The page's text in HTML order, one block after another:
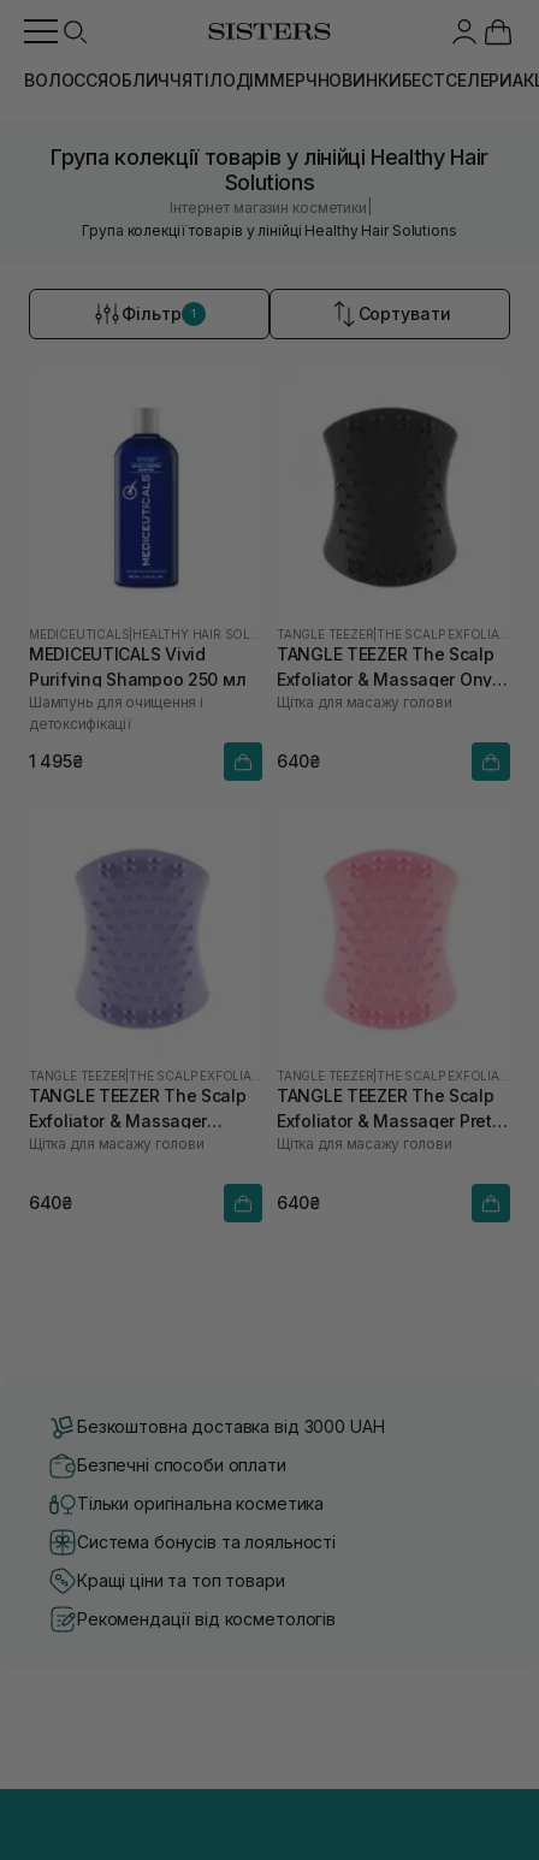
ВОЛОССЯОБЛИЧЧЯТІЛОДІММЕРЧНОВИНКИБЕСТСЕЛЕРИ
Група колекції товарів у лінійці Healthy Hair
Solutions
Інтернет магазин косметики
Група колекції товарів у лінійці Healthy Hair Solutions
Фільтр 1 Сортувати
MEDICEUTICALS
MEDICEUTICALS Vivid
Purifying Shampoo 250 мл
Шампунь для очищення і
детоксифікації
1 495₴
TANGLE TEEZER THE SCALP EXFOLIATOR AND MASSAGER
TANGLE TEEZER The Scalp
Exfoliator & Massager Onyx
Black
Щітка для масажу голови
640₴
TANGLE TEEZER THE SCALP EXFOLIATOR AND MASSAGER
TANGLE TEEZER The Scalp
Exfoliator & Massager
Lavender Lite
Щітка для масажу голови
640₴
TANGLE TEEZER THE SCALP EXFOLIATOR AND MASSAGER
TANGLE TEEZER The Scalp
Exfoliator & Massager Pretty
Pink
Щітка для масажу голови
640₴
Безкоштовна доставка від 3000 UAH
Безпечні способи оплати
Тільки оригінальна косметика
Система бонусів та лояльності
Кращі ціни та топ товари
Рекомендації від косметологів